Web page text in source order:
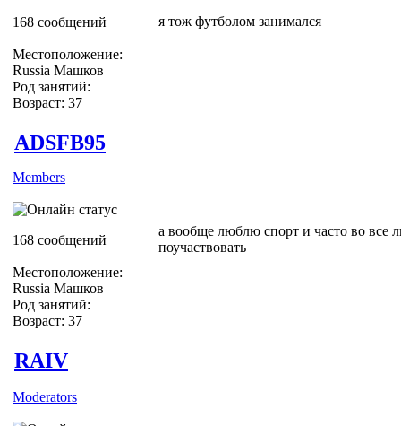
168 сообщений
Местоположение:
Russia Машков
Род занятий:
Возраст: 37
я тож футболом занимался
ADSFB95
Members
168 сообщений
Местоположение:
Russia Машков
Род занятий:
Возраст: 37
а вообще люблю спорт и часто во все
поучаствовать
RAIV
Moderators